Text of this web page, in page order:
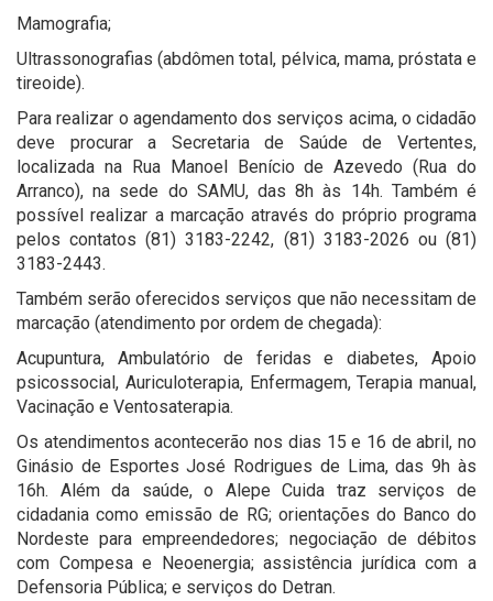
Mamografia;
Ultrassonografias (abdômen total, pélvica, mama, próstata e
tireoide).
Para realizar o agendamento dos serviços acima, o cidadão
deve procurar a Secretaria de Saúde de Vertentes,
localizada na Rua Manoel Benício de Azevedo (Rua do
Arranco), na sede do SAMU, das 8h às 14h. Também é
possível realizar a marcação através do próprio programa
pelos contatos (81) 3183-2242, (81) 3183-2026 ou (81)
3183-2443.
Também serão oferecidos serviços que não necessitam de
marcação (atendimento por ordem de chegada):
Acupuntura, Ambulatório de feridas e diabetes, Apoio
psicossocial, Auriculoterapia, Enfermagem, Terapia manual,
Vacinação e Ventosaterapia.
Os atendimentos acontecerão nos dias 15 e 16 de abril, no
Ginásio de Esportes José Rodrigues de Lima, das 9h às
16h. Além da saúde, o Alepe Cuida traz serviços de
cidadania como emissão de RG; orientações do Banco do
Nordeste para empreendedores; negociação de débitos
com Compesa e Neoenergia; assistência jurídica com a
Defensoria Pública; e serviços do Detran.